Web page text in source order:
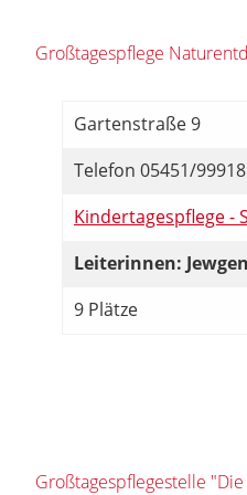
Großtagespflege
Gartenstraße 9
Telefon 05451/
Kindertagespflege -
Leiterinnen:
9 Plätze
Großtagespflegestelle